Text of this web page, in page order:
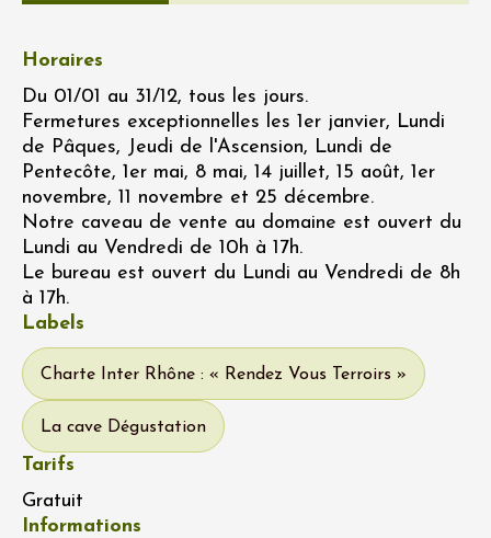
Horaires
Du 01/01 au 31/12, tous les jours.
Fermetures exceptionnelles les 1er janvier, Lundi
de Pâques, Jeudi de l'Ascension, Lundi de
Pentecôte, 1er mai, 8 mai, 14 juillet, 15 août, 1er
novembre, 11 novembre et 25 décembre.
Notre caveau de vente au domaine est ouvert du
Lundi au Vendredi de 10h à 17h.
Le bureau est ouvert du Lundi au Vendredi de 8h
à 17h.
Labels
Charte Inter Rhône : « Rendez Vous Terroirs »
La cave Dégustation
Tarifs
Gratuit
Informations